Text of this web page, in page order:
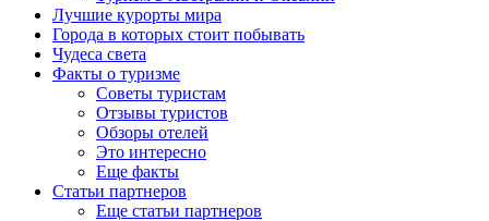
Лучшие курорты мира
Города в которых стоит побывать
Чудеса света
Факты о туризме
Советы туристам
Отзывы туристов
Обзоры отелей
Это интересно
Еще факты
Статьи партнеров
Еще статьи партнеров